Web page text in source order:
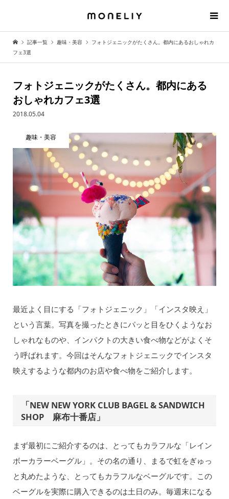
記事一覧 趣味・美容
フォトジェニックがたくさん。都内にあるおしゃれカ
フェ3選
フォトジェニックがたくさん。都内にある
おしゃれカフェ3選
2018.05.04
趣味・美容
最近よく目にする「フォトジェニック」「インスタ映え」
という言葉。写真を撮ったときにパッと目をひくようなお
しゃれなものや、インパクトの大きい食べ物などがよくそ
う呼ばれます。今回はそんなフォトジェニックでインスタ
映えするような都内のお店や食べ物をご紹介します。
「NEW NEW YORK CLUB BAGEL & SANDWICH
SHOP 麻布十番店」
まず最初にご紹介するのは、とってもカラフルな「レイン
ボーカラーベーグル」。その名の通り、まるで虹をぎゅっ
と丸めたような、とってもカラフルなベーグルです。この
ベーグルを実際に購入できるのは土日のみ。毎週末になる